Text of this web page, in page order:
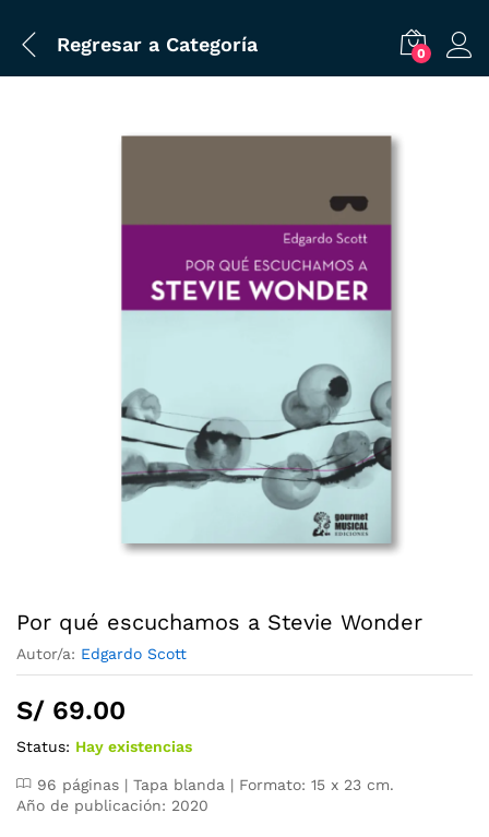
Regresar a Categoría 0
Por qué escuchamos a Stevie Wonder
Autor/a: Edgardo Scott
S/ 69.00
Status: Hay existencias
96 páginas | Tapa blanda | Formato: 15 x 23 cm.
Año de publicación: 2020